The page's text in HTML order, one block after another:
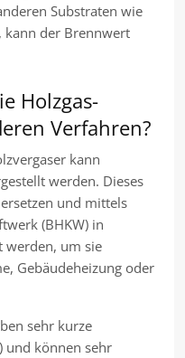
Substraten wie
kann der Brennwert
Holzgas-
Verfahren?
kann
werden. Dieses
und mittels
(BHKW) in
werden, um sie
Gebäudeheizung oder
sehr kurze
und können sehr